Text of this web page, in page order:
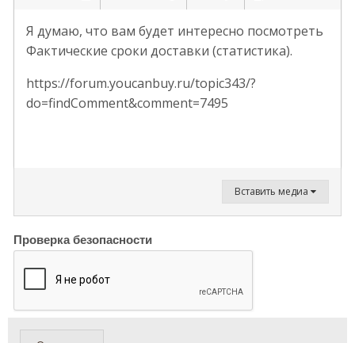
Я думаю, что вам будет интересно посмотреть
Фактические сроки доставки (статистика).
https://forum.youcanbuy.ru/topic343/?
do=findComment&comment=7495
Вставить медиа
Проверка безопасности